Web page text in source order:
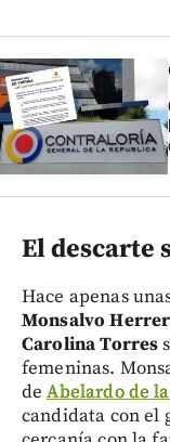
El descarte
Hace apenas
Monsalvo
Carolina Torres
femeninas.
deAbelardo de
candidata con el